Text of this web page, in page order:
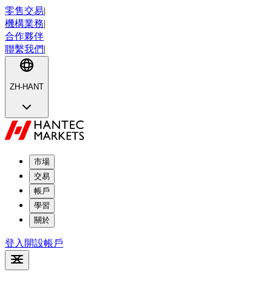
零售交易|
機構業務|
合作夥伴
聯繫我們|
ZH-HANT
市場
交易
帳戶
學習
關於
登入 開設帳戶